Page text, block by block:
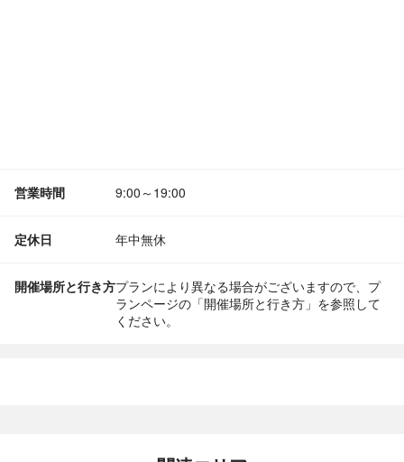
営業時間 9:00～19:00
定休日 年中無休
開催場所と行き方プランにより異なる場合がございますので、プ
ランページの「開催場所と行き方」を参照して
ください。